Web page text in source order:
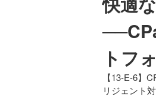
トフ
【13-E-6】
リジェント